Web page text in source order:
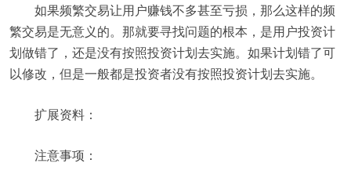
如果频繁交易让用户赚钱不多甚至亏损，那么这样的频
繁交易是无意义的。那就要寻找问题的根本，是用户投资计
划做错了，还是没有按照投资计划去实施。如果计划错了可
以修改，但是一般都是投资者没有按照投资计划去实施。
扩展资料：
注意事项：